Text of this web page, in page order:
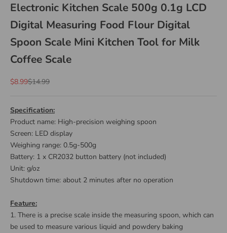
Electronic Kitchen Scale 500g 0.1g LCD
Digital Measuring Food Flour Digital
Spoon Scale Mini Kitchen Tool for Milk
Coffee Scale
Sale price
$8.99Regular price
$14.99
Specification:
Product name: High-precision weighing spoon
Screen: LED display
Weighing range: 0.5g-500g
Battery: 1 x CR2032 button battery (not included)
Unit: g/oz
Shutdown time: about 2 minutes after no operation
Feature:
1. There is a precise scale inside the measuring spoon, which can
be used to measure various liquid and powdery baking